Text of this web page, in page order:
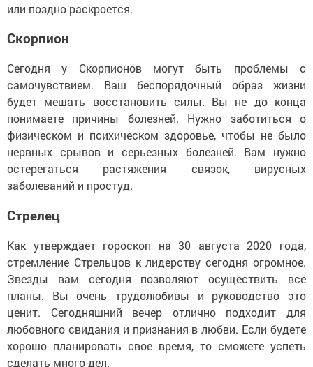
или поздно раскроется.
Скорпион
Сегодня у Скорпионов могут быть проблемы с
самочувствием. Ваш беспорядочный образ жизни
будет мешать восстановить силы. Вы не до конца
понимаете причины болезней. Нужно заботиться о
физическом и психическом здоровье, чтобы не было
нервных срывов и серьезных болезней. Вам нужно
остерегаться растяжения связок, вирусных
заболеваний и простуд.
Стрелец
Как утверждает гороскоп на 30 августа 2020 года,
стремление Стрельцов к лидерству сегодня огромное.
Звезды вам сегодня позволяют осуществить все
планы. Вы очень трудолюбивы и руководство это
ценит. Сегодняшний вечер отлично подходит для
любовного свидания и признания в любви. Если будете
хорошо планировать свое время, то сможете успеть
сделать много дел.